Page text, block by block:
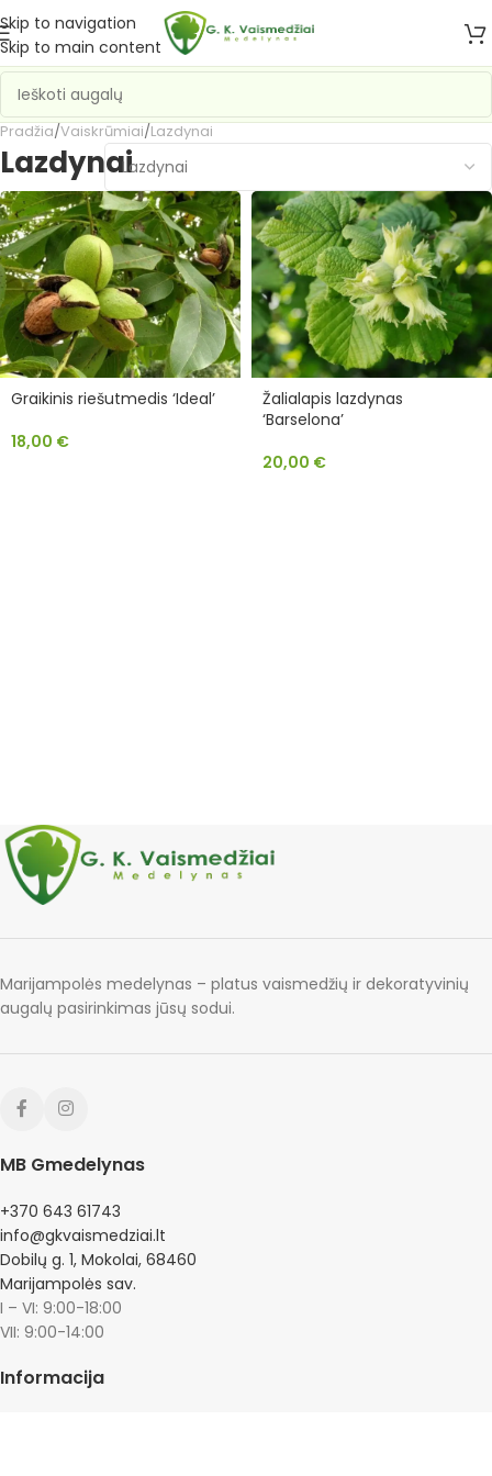
Skip to navigation
Skip to main content
Pradžia/Vaiskrūmiai/Lazdynai
Lazdynai
Graikinis riešutmedis ‘Ideal’
18,00 €
Žalialapis lazdynas
‘Barselona’
20,00 €
Marijampolės medelynas – platus vaismedžių ir dekoratyvinių
augalų pasirinkimas jūsų sodui.
MB Gmedelynas
+370 643 61743
info@gkvaismedziai.lt
Dobilų g. 1, Mokolai, 68460
Marijampolės sav.
I – VI: 9:00-18:00
VII: 9:00-14:00
Informacija